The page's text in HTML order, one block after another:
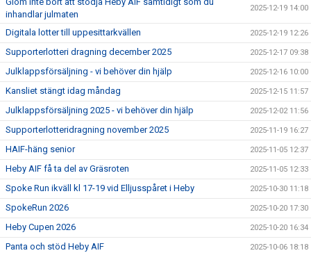
inhandlar julmaten
2025-12-19 14:00
Digitala lotter till uppesittarkvällen 2025-12-19 12:26
Supporterlotteri dragning december 2025 2025-12-17 09:38
Julklappsförsäljning - vi behöver din hjälp 2025-12-16 10:00
Kansliet stängt idag måndag 2025-12-15 11:57
Julklappsförsäljning 2025 - vi behöver din hjälp 2025-12-02 11:56
Supporterlotteridragning november 2025 2025-11-19 16:27
HAIF-häng senior 2025-11-05 12:37
Heby AIF få ta del av Gräsroten 2025-11-05 12:33
Spoke Run ikväll kl 17-19 vid Elljusspåret i Heby 2025-10-30 11:18
SpokeRun 2026 2025-10-20 17:30
Heby Cupen 2026 2025-10-20 16:34
Panta och stöd Heby AIF 2025-10-06 18:18